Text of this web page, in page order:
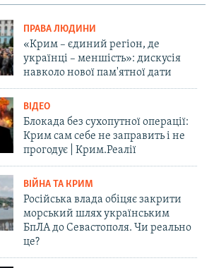
ПРАВА ЛЮДИНИ
«Крим – єдиний регіон, де
українці – меншість»: дискусія
навколо нової пам'ятної дати
ВІДЕО
Блокада без сухопутної операції:
Крим сам себе не заправить і не
прогодує | Крим.Реалії
ВІЙНА ТА КРИМ
Російська влада обіцяє закрити
морський шлях українським
БпЛА до Севастополя. Чи реально
це?